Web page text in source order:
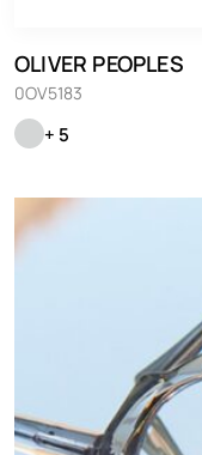
OLIVER PEOPLES
0OV5183
+ 5